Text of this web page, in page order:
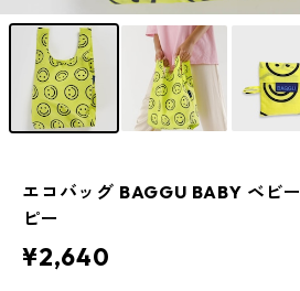
エコバッグ BAGGU BABY ベビ
ピー
¥2,640